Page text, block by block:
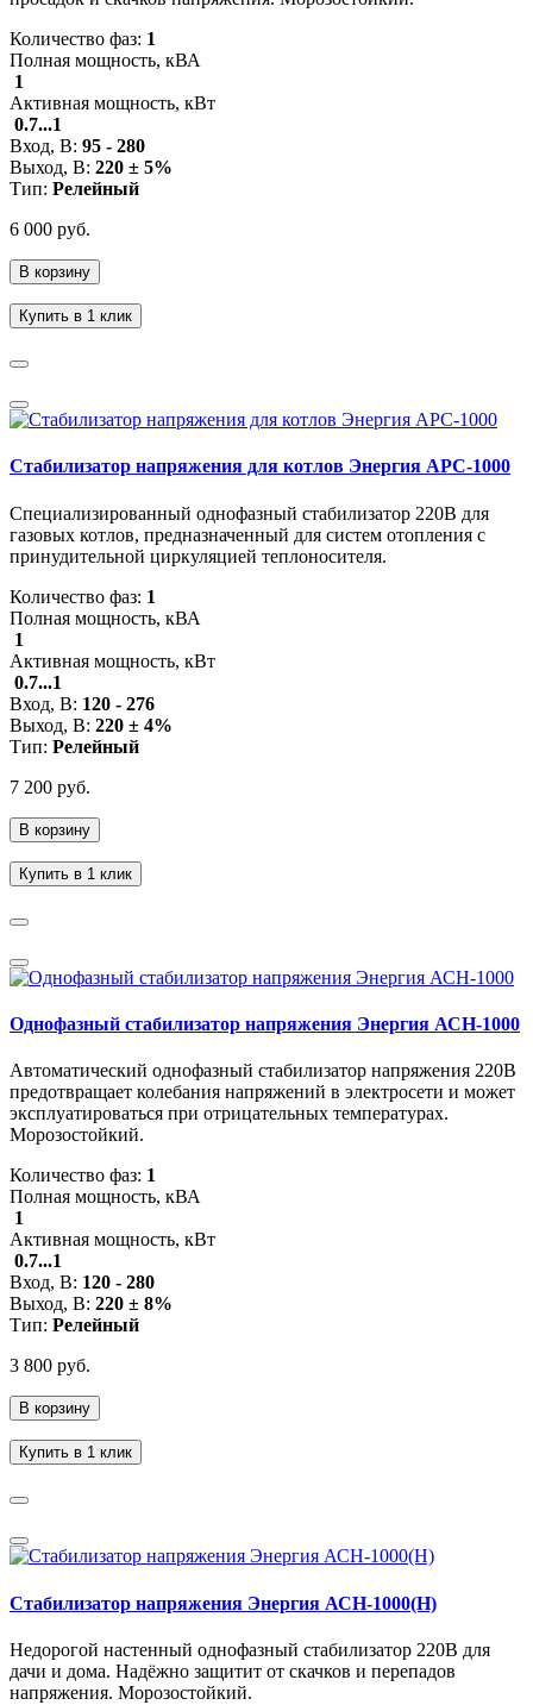
Количество фаз: 1
Полная мощность, кВА
1
Активная мощность, кВт
0.7...1
Вход, В: 95 - 280
Выход, В: 220 ± 5%
Тип: Релейный
6 000 руб.
В корзину
Купить в 1 клик
Стабилизатор напряжения для котлов Энергия АРС-1000
Специализированный однофазный стабилизатор 220В для
газовых котлов, предназначенный для систем отопления с
принудительной циркуляцией теплоносителя.
Количество фаз: 1
Полная мощность, кВА
1
Активная мощность, кВт
0.7...1
Вход, В: 120 - 276
Выход, В: 220 ± 4%
Тип: Релейный
7 200 руб.
В корзину
Купить в 1 клик
Однофазный стабилизатор напряжения Энергия АСН-1000
Автоматический однофазный стабилизатор напряжения 220В
предотвращает колебания напряжений в электросети и может
эксплуатироваться при отрицательных температурах.
Морозостойкий.
Количество фаз: 1
Полная мощность, кВА
1
Активная мощность, кВт
0.7...1
Вход, В: 120 - 280
Выход, В: 220 ± 8%
Тип: Релейный
3 800 руб.
В корзину
Купить в 1 клик
Стабилизатор напряжения Энергия АСН-1000(Н)
Недорогой настенный однофазный стабилизатор 220В для
дачи и дома. Надёжно защитит от скачков и перепадов
напряжения. Морозостойкий.